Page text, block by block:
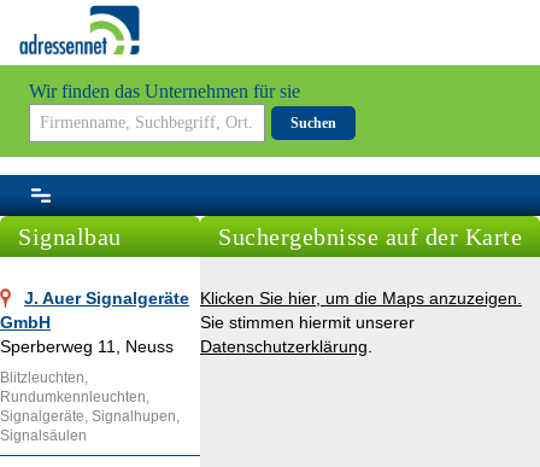
Wir finden das Unternehmen für sie
Suchen
Signalbau
J. Auer Signalgeräte
GmbH
Sperberweg 11, Neuss
Blitzleuchten,
Rundumkennleuchten,
Signalgeräte, Signalhupen,
Signalsäulen
Suchergebnisse auf der Karte
Klicken Sie hier, um die Maps anzuzeigen.
Sie stimmen hiermit unserer
Datenschutzerklärung